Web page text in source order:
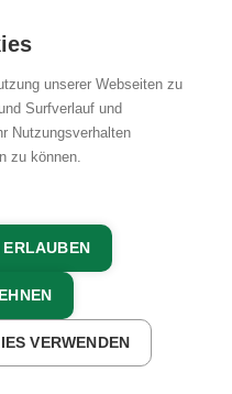
JETZT BUCHEN
unserer Webseiten zu
Surfverlauf und
Nutzungsverhalten
zu können.
VERWENDEN